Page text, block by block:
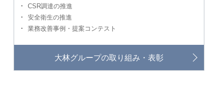
CSR調達の推進
安全衛生の推進
業務改善事例・提案コンテスト
大林グループの取り組み・表彰